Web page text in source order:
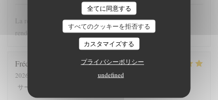
全てに同意する
すべてのクッキーを拒否する
カスタマイズする
プライバシーポリシー
undefined
La revisite de la streetfood est une superbe idée ! La qualité au
rendez-vous et le prix adapté !
Frédéric
2026-08-03
サービス